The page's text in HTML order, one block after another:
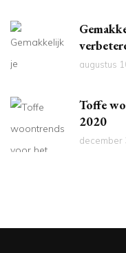
augustus
Toffe
2020
december